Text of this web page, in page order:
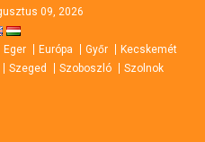
09, 2026
Eger Európa Győr
Kecskemét
Szeged Szoboszló Szolnok